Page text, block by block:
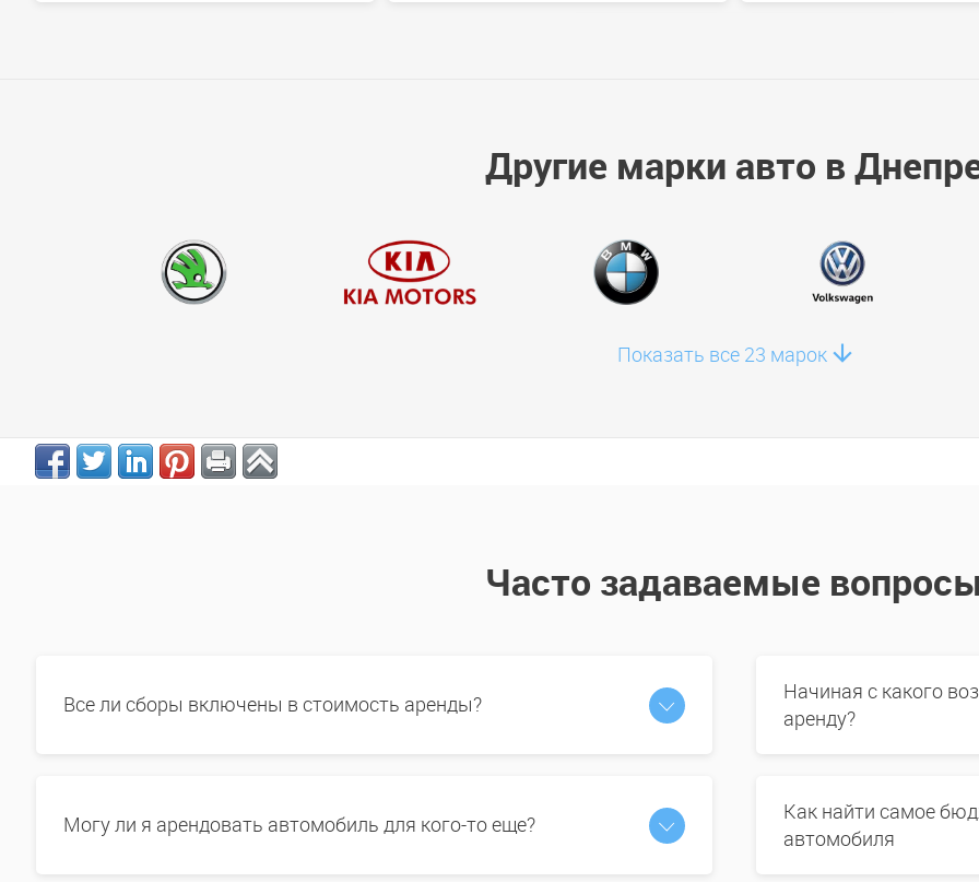
Другие марки авто в
Показать все 23 марок
Часто задаваемые
Все ли сборы включены в стоимость аренды?
Начиная с какого
аренду?
Могу ли я арендовать автомобиль для кого-то еще?
Как найти самое
автомобиля